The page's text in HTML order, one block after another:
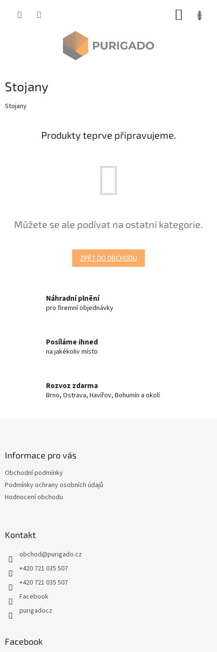
Stojany
Stojany
Produkty teprve připravujeme.
Můžete se ale podívat na ostatní kategorie.
ZPĚT DO OBCHODU
Náhradní plnění
pro firemní objednávky
Posíláme ihned
na jakékoliv místo
Rozvoz zdarma
Brno, Ostrava, Havířov, Bohumín a okolí
Informace pro vás
Obchodní podmínky
Podmínky ochrany osobních údajů
Hodnocení obchodu
Kontakt
obchod@purigado.cz
+420 721 035 507
+420 721 035 507
Facebook
purigadocz
Facebook